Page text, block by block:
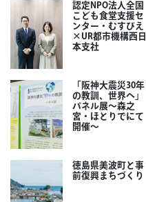
認定NPO法人全国
こども食堂支援セ
ンター・むすびえ
×UR都市機構西日
本支社
「阪神大震災30年
の教訓、世界へ」
パネル展～森之
宮・ほとりでにて
開催～
徳島県美波町と事
前復興まちづくり